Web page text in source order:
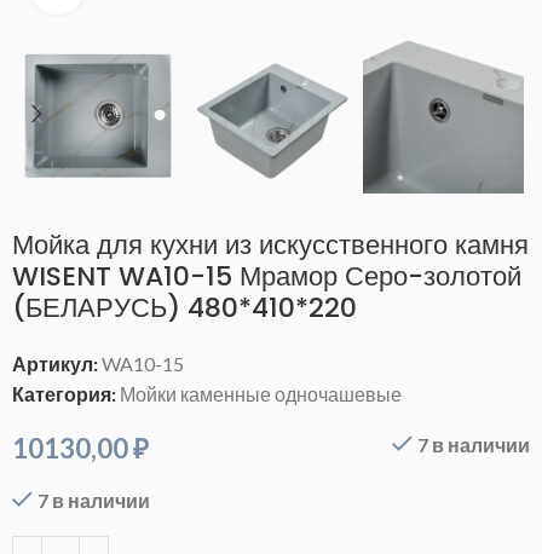
Мойка для кухни из искусственного камня
WISENT WA10-15 Мрамор Серо-золотой
(БЕЛАРУСЬ) 480*410*220
Артикул:WA10-15
Категория: Мойки каменные одночашевые
10130,00₽ 7 в наличии
7 в наличии